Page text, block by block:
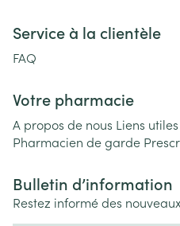
Service à la clientèle
FAQ
Votre pharmacie
A propos de nous Liens utiles
Pharmacien de garde
Bulletin d’information
Restez informé des